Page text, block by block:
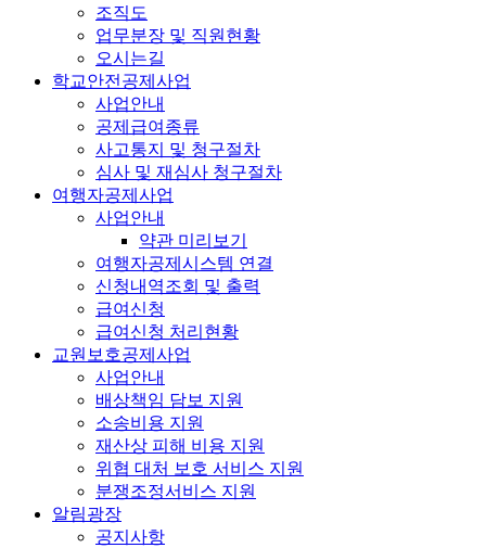
조직도
업무분장 및 직원현황
오시는길
학교안전공제사업
사업안내
공제급여종류
사고통지 및 청구절차
심사 및 재심사 청구절차
여행자공제사업
사업안내
약관 미리보기
여행자공제시스템 연결
신청내역조회 및 출력
급여신청
급여신청 처리현황
교원보호공제사업
사업안내
배상책임 담보 지원
소송비용 지원
재산상 피해 비용 지원
위협 대처 보호 서비스 지원
분쟁조정서비스 지원
알림광장
공지사항